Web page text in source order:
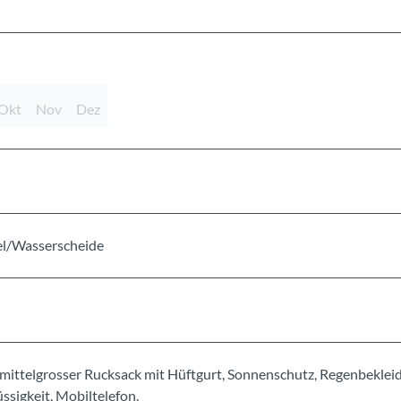
Nov Dez
Wasserscheide
Rucksack mit Hüftgurt, Sonnenschutz,
Mobiltelefon.